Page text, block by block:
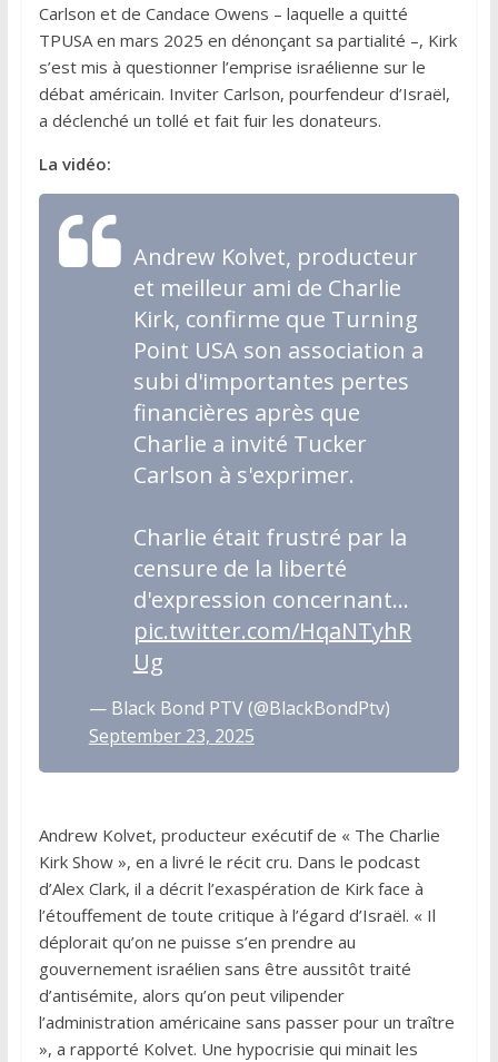
Carlson et de Candace Owens – laquelle a quitté
TPUSA en mars 2025 en dénonçant sa partialité –, Kirk
s’est mis à questionner l’emprise israélienne sur le
débat américain. Inviter Carlson, pourfendeur d’Israël,
a déclenché un tollé et fait fuir les donateurs.
La vidéo:
Andrew Kolvet, producteur
et meilleur ami de Charlie
Kirk, confirme que Turning
Point USA son association a
subi d'importantes pertes
financières après que
Charlie a invité Tucker
Carlson à s'exprimer.
Charlie était frustré par la
censure de la liberté
d'expression concernant…
pic.twitter.com/HqaNTyhR
Ug
— Black Bond PTV (@BlackBondPtv)
September 23, 2025
Andrew Kolvet, producteur exécutif de « The Charlie
Kirk Show », en a livré le récit cru. Dans le podcast
d’Alex Clark, il a décrit l’exaspération de Kirk face à
l’étouffement de toute critique à l’égard d’Israël. « Il
déplorait qu’on ne puisse s’en prendre au
gouvernement israélien sans être aussitôt traité
d’antisémite, alors qu’on peut vilipender
l’administration américaine sans passer pour un traître
», a rapporté Kolvet. Une hypocrisie qui minait les